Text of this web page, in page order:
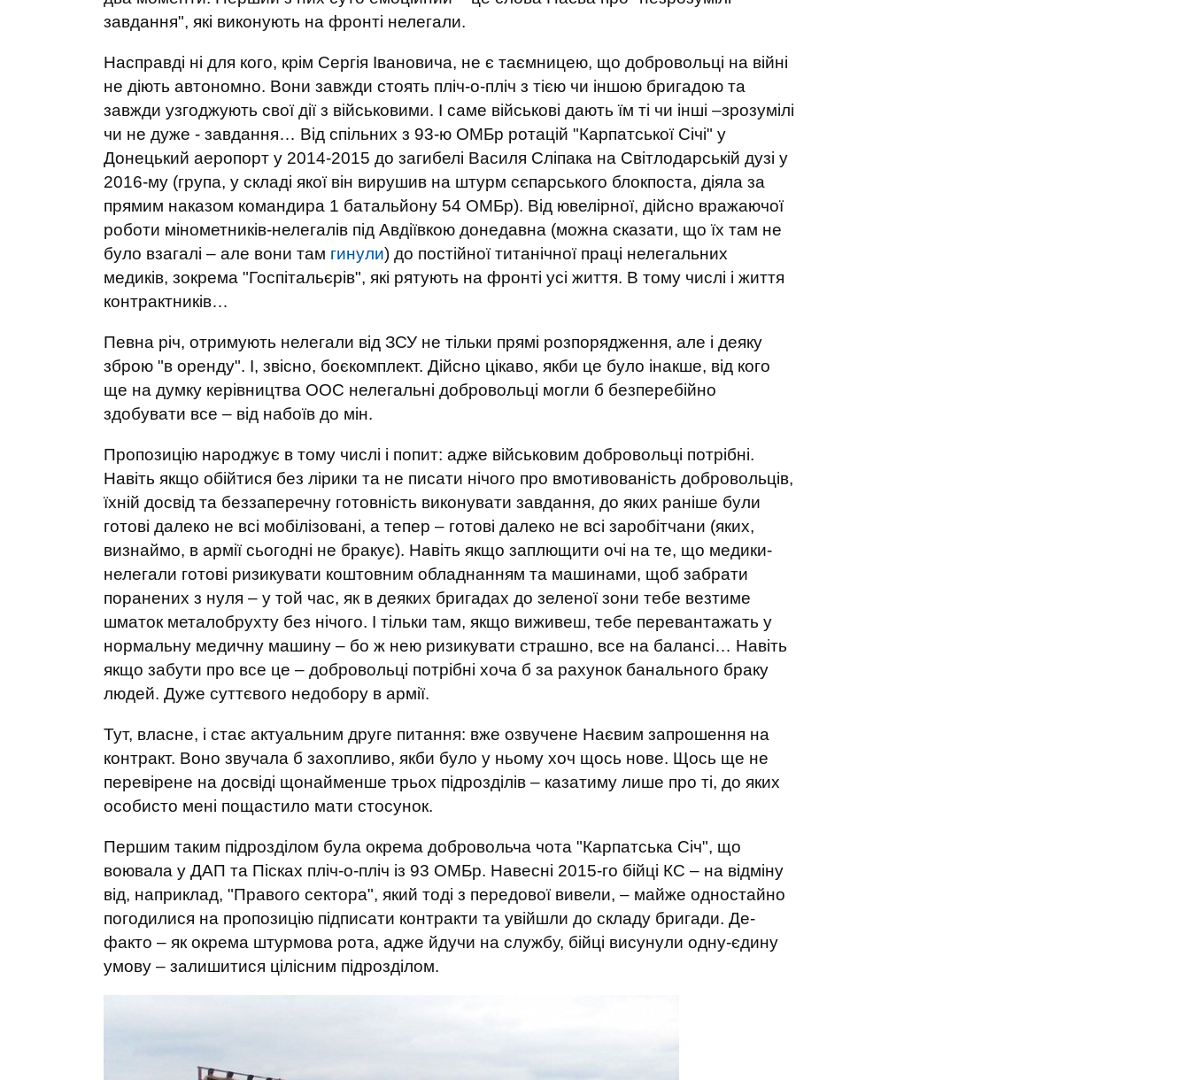
завдання", які виконують на фронті нелегали.
Насправді ні для кого, крім Сергія Івановича, не є таємницею, що добровольці на війні
не діють автономно. Вони завжди стоять пліч-о-пліч з тією чи іншою бригадою та
завжди узгоджують свої дії з військовими. І саме військові дають їм ті чи інші –зрозумілі
чи не дуже - завдання… Від спільних з 93-ю ОМБр ротацій "Карпатської Січі" у
Донецький аеропорт у 2014-2015 до загибелі Василя Сліпака на Світлодарській дузі у
2016-му (група, у складі якої він вирушив на штурм сєпарського блокпоста, діяла за
прямим наказом командира 1 батальйону 54 ОМБр). Від ювелірної, дійсно вражаючої
роботи мінометників-нелегалів під Авдіївкою донедавна (можна сказати, що їх там не
було взагалі – але вони там гинули) до постійної титанічної праці нелегальних
медиків, зокрема "Госпітальєрів", які рятують на фронті усі життя. В тому числі і життя
контрактників…
Певна річ, отримують нелегали від ЗСУ не тільки прямі розпорядження, але і деяку
зброю "в оренду". І, звісно, боєкомплект. Дійсно цікаво, якби це було інакше, від кого
ще на думку керівництва ООС нелегальні добровольці могли б безперебійно
здобувати все – від набоїв до мін.
Пропозицію народжує в тому числі і попит: адже військовим добровольці потрібні.
Навіть якщо обійтися без лірики та не писати нічого про вмотивованість добровольців,
їхній досвід та беззаперечну готовність виконувати завдання, до яких раніше були
готові далеко не всі мобілізовані, а тепер – готові далеко не всі заробітчани (яких,
визнаймо, в армії сьогодні не бракує). Навіть якщо заплющити очі на те, що медики-
нелегали готові ризикувати коштовним обладнанням та машинами, щоб забрати
поранених з нуля – у той час, як в деяких бригадах до зеленої зони тебе везтиме
шматок металобрухту без нічого. І тільки там, якщо виживеш, тебе перевантажать у
нормальну медичну машину – бо ж нею ризикувати страшно, все на балансі… Навіть
якщо забути про все це – добровольці потрібні хоча б за рахунок банального браку
людей. Дуже суттєвого недобору в армії.
Тут, власне, і стає актуальним друге питання: вже озвучене Наєвим запрошення на
контракт. Воно звучала б захопливо, якби було у ньому хоч щось нове. Щось ще не
перевірене на досвіді щонайменше трьох підрозділів – казатиму лише про ті, до яких
особисто мені пощастило мати стосунок.
Першим таким підрозділом була окрема добровольча чота "Карпатська Січ", що
воювала у ДАП та Пісках пліч-о-пліч із 93 ОМБр. Навесні 2015-го бійці КС – на відміну
від, наприклад, "Правого сектора", який тоді з передової вивели, – майже одностайно
погодилися на пропозицію підписати контракти та увійшли до складу бригади. Де-
факто – як окрема штурмова рота, адже йдучи на службу, бійці висунули одну-єдину
умову – залишитися цілісним підрозділом.